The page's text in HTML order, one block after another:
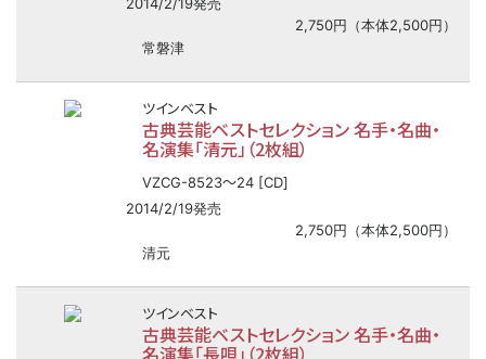
2014/2/19発売
2,750円（本体2,500円）
常磐津
ツインベスト
古典芸能ベストセレクション 名手・名曲・
名演集「清元」（2枚組）
VZCG-8523〜24 [CD]
2014/2/19発売
2,750円（本体2,500円）
清元
ツインベスト
古典芸能ベストセレクション 名手・名曲・